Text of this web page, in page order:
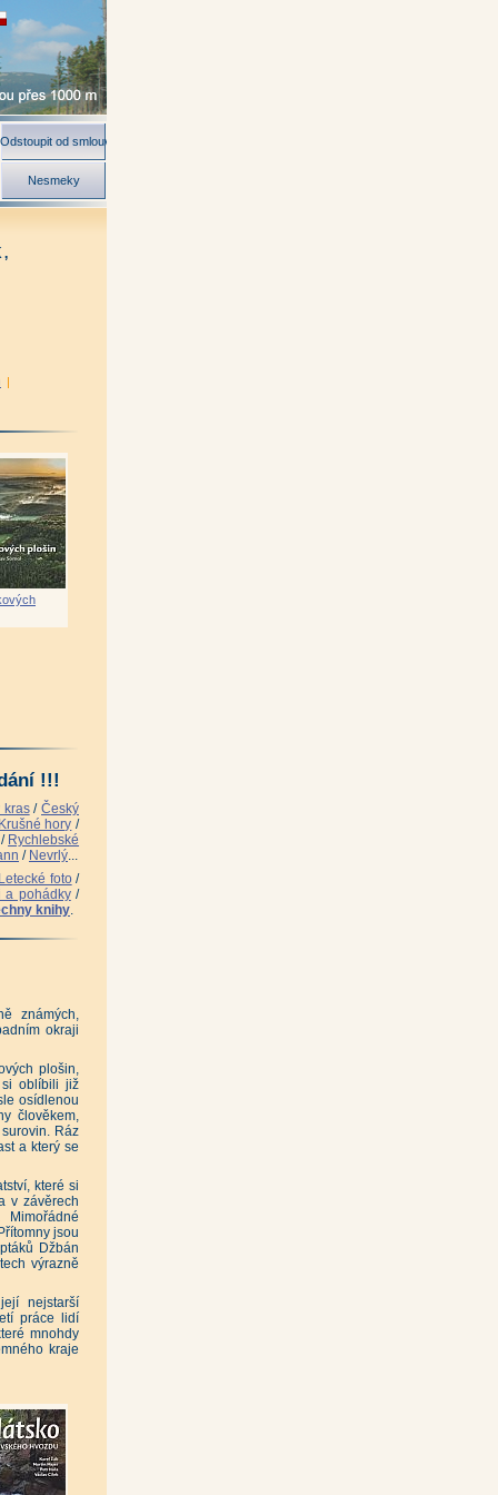
Odstoupit od smlouvy
Nesmeky
|
|
Scheufler)|
|
Petr Šípek, David Storch)
|
|
|
Sosna)|
|
!!!
kras/ Český
Krušné hory /
/ Rychlebské
/ Nevrlý...
Letecké foto/
a pohádky/
knihy.
známých,
okraji
plošin,
si oblíbili již
osídlenou
člověkem,
Ráz
a který se
které si
v závěrech
jsou
Džbán
výrazně
nejstarší
práce lidí
mnohdy
kraje